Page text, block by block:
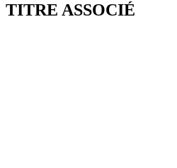
TITRE ASSOCIÉ